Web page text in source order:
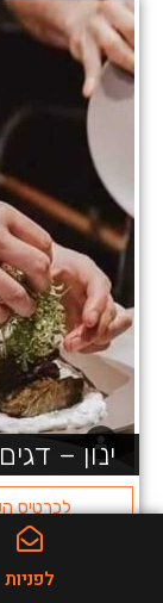
ינון –
לכרטיס
לפניות